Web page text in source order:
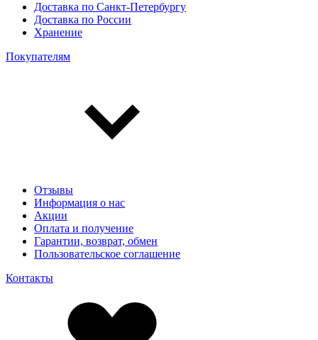
Доставка по Санкт-Петербургу
Доставка по России
Хранение
Покупателям
Отзывы
Информация о нас
Акции
Оплата и получение
Гарантии, возврат, обмен
Пользовательское соглашение
Контакты